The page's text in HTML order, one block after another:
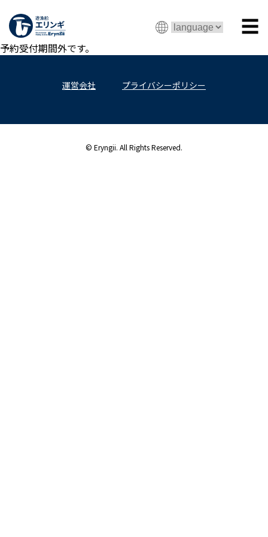
☰
予約受付期間外です。
運営会社 プライバシーポリシー
© Eryngii. All Rights Reserved.